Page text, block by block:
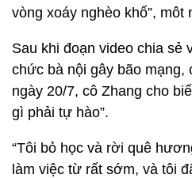
vòng xoáy nghèo khổ”, môt
Sau khi đoạn video chia sẻ
chức bà nội gây bão mạng,
ngày 20/7, cô Zhang cho
gì phải tự hào”.
“Tôi bỏ học và rời quê
làm việc từ rất sớm, và tôi